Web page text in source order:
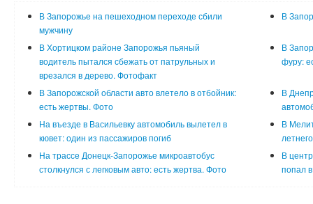
В Запорожье на пешеходном переходе сбили
мужчину
В
В Хортицком районе Запорожья пьяный
водитель пытался сбежать от патрульных и
врезался в дерево. Фотофакт
В
фуру:
В Запорожской области авто влетело в отбойник:
есть жертвы. Фото
В
На въезде в Васильевку автомобиль вылетел в
кювет: один из пассажиров погиб
В
На трассе Донецк-Запорожье микроавтобус
столкнулся с легковым авто: есть жертва. Фото
В
попал